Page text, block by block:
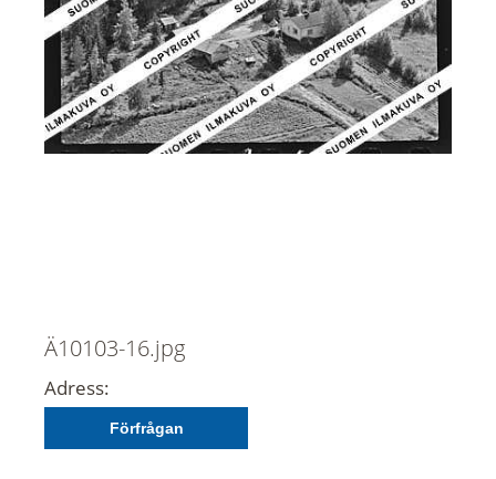
Ä10103-16.jpg
Adress:
Förfrågan